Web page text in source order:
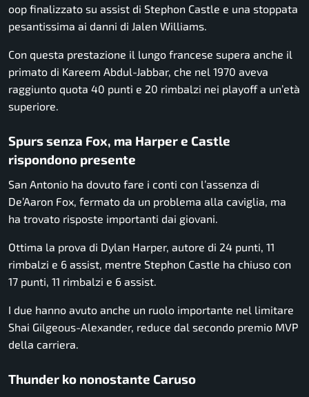
oop finalizzato su assist di Stephon Castle e una stoppata
pesantissima ai danni di Jalen Williams.
Con questa prestazione il lungo francese supera anche il
primato di Kareem Abdul-Jabbar, che nel 1970 aveva
raggiunto quota 40 punti e 20 rimbalzi nei playoff a un’età
superiore.
Spurs senza Fox, ma Harper e Castle
rispondono presente
San Antonio ha dovuto fare i conti con l’assenza di
De’Aaron Fox, fermato da un problema alla caviglia, ma
ha trovato risposte importanti dai giovani.
Ottima la prova di Dylan Harper, autore di 24 punti, 11
rimbalzi e 6 assist, mentre Stephon Castle ha chiuso con
17 punti, 11 rimbalzi e 6 assist.
I due hanno avuto anche un ruolo importante nel limitare
Shai Gilgeous-Alexander, reduce dal secondo premio MVP
della carriera.
Thunder ko nonostante Caruso